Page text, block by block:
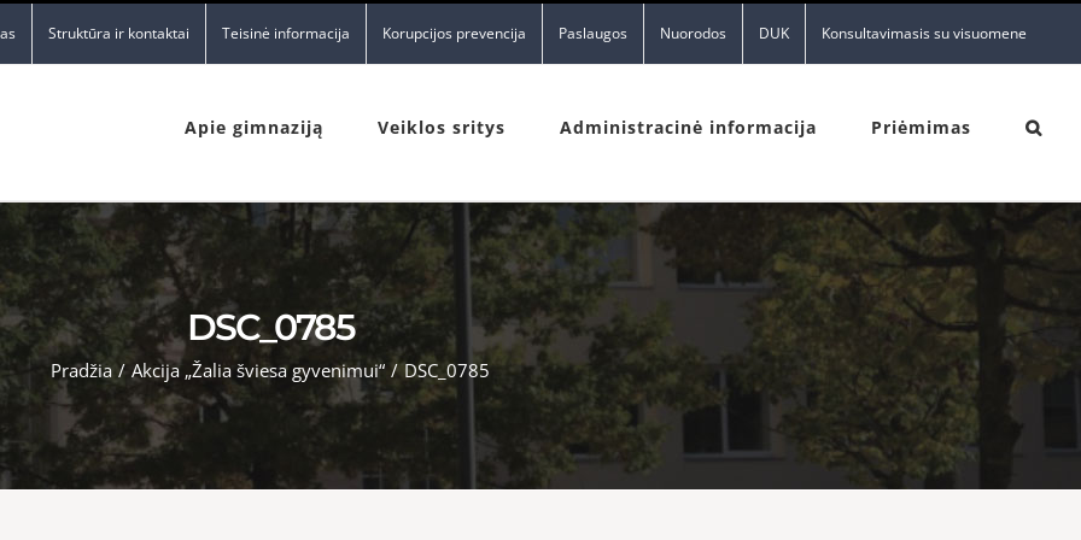
Struktūra ir kontaktai Teisinė informacija Korupcijos prevencija Paslaugos Nuorodos DUK Konsultavimasis su visuomene
Apie gimnaziją Veiklos sritys Administracinė informacija Priėmimas
DSC_0785
Pradžia / Akcija „Žalia šviesa gyvenimui“ / DSC_0785